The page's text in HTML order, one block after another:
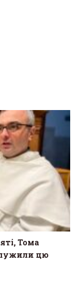
Тома
цю